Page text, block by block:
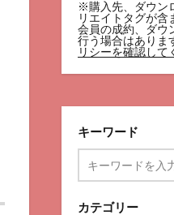
※購入先、ダウン
リエイトタグが
会員の成約、ダウ
行う場合はありま
リシーを確認して
キーワード
カテゴリー